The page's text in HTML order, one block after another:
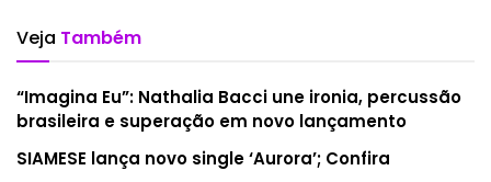
Veja Também
“Imagina Eu”: Nathalia Bacci une ironia, percussão
brasileira e superação em novo lançamento
SIAMESE lança novo single ‘Aurora’; Confira